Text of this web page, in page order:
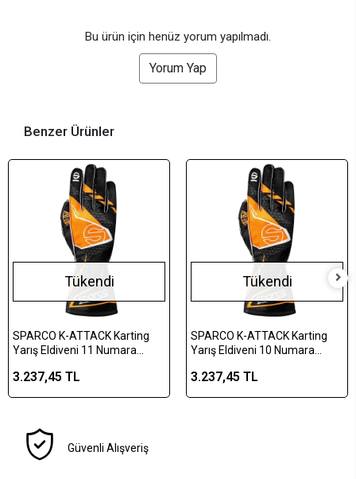
Bu ürün için henüz yorum yapılmadı.
Yorum Yap
Benzer Ürünler
Tükendi
SPARCO K-ATTACK Karting
Yarış Eldiveni 11 Numara
3.237,45 TL
Tükendi
SPARCO K-ATTACK Karting
Yarış Eldiveni 10 Numara
3.237,45 TL
Güvenli Alışveriş